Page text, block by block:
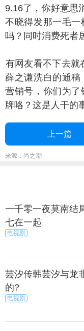
9.16了，你好意思
不晓得发那一毛
吗？同时消费死者
友看不下去就在
薛之谦洗白的通
营销号，你们为
牌咯？这是人干的
上一篇
来源：尚之潮
一千零一夜莫南结
七在一起
电视剧
芸汐传韩芸汐与龙
的?
电视剧